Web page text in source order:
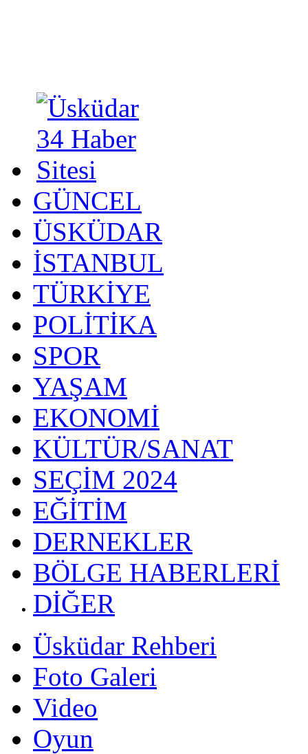
GÜNCEL
ÜSKÜDAR
İSTANBUL
TÜRKİYE
POLİTİKA
SPOR
YAŞAM
EKONOMİ
KÜLTÜR/SANAT
SEÇİM 2024
EĞİTİM
DERNEKLER
BÖLGE HABERLERİ
DİĞER
Üsküdar Rehberi
Foto Galeri
Video
Oyun